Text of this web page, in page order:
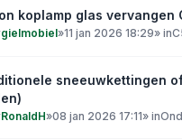
koplamp glas vervangen
gielmobiel»11 jan 2026 18:29» in
sneeuwkettingen
RonaldH»08 jan 2026 17:11» in